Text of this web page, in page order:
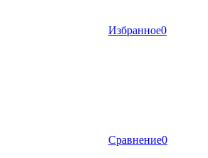
Избранное0
Сравнение0